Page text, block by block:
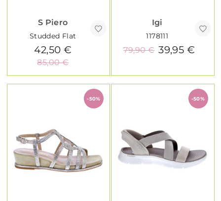
S Piero
Studded Flat
42,50 €
85,00 €
Igi
1178111
39,95 €
79,90 €
-50% -50%